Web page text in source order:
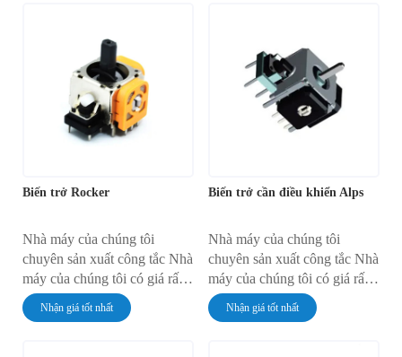
Biến trở Rocker
Nhà máy của chúng tôi
chuyên sản xuất công tắc Nhà
máy của chúng tôi có giá rất
rẻ Nhà máy của chúng tôi có
chất lượng rất đáng tin cậy
Nhận giá tốt nhất
Biến trở cần điều khiển Alps
Nhà máy của chúng tôi
chuyên sản xuất công tắc Nhà
máy của chúng tôi có giá rất
rẻ Nhà máy của chúng tôi có
chất lượng rất đáng tin cậy
Nhận giá tốt nhất